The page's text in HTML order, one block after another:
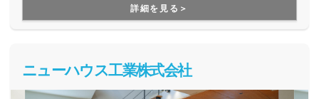
詳細を見る＞
ニューハウス工業株式会社